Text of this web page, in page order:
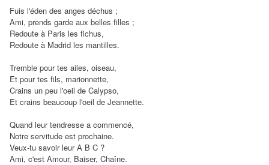
Fuis l'éden des anges déchus ;
Ami, prends garde aux belles filles ;
Redoute à Paris les fichus,
Redoute à Madrid les mantilles.
Tremble pour tes ailes, oiseau,
Et pour tes fils, marionnette,
Crains un peu l'oeil de Calypso,
Et crains beaucoup l'oeil de Jeannette.
Quand leur tendresse a commencé,
Notre servitude est prochaine.
Veux-tu savoir leur A B C ?
Ami, c'est Amour, Baiser, Chaîne.